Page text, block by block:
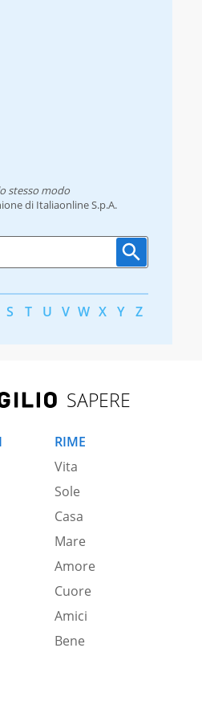
stesso modo
di Italiaonline S.p.A.
S T U V W X Y Z
SAPERE
RIME
Vita
Sole
Casa
Mare
Amore
Cuore
Amici
Bene